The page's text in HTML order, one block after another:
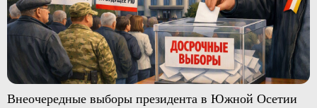
Внеочередные выборы президента в Южной Осетии